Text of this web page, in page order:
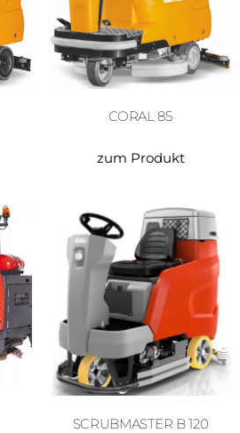
CORAL 85
zum Produkt
SCRUBMASTER B 120